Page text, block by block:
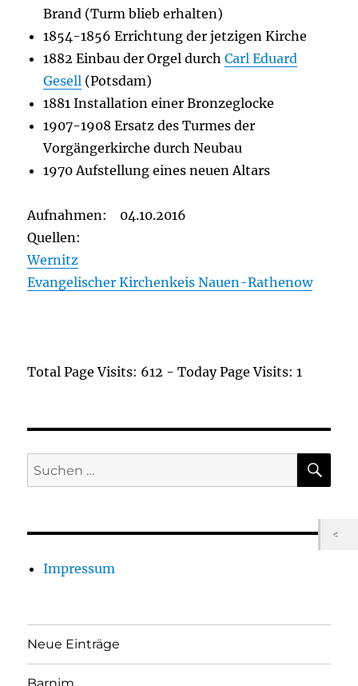
Brand (Turm blieb erhalten)
1854-1856 Errichtung der jetzigen Kirche
1882 Einbau der Orgel durchCarl Eduard
Gesell (Potsdam)
1881 Installation einer Bronzeglocke
1907-1908 Ersatz des Turmes der
Vorgängerkirche durch Neubau
1970 Aufstellung eines neuen Altars
Aufnahmen: 04.10.2016
Quellen:
Wernitz
Evangelischer Kirchenkeis Nauen-Rathenow
Total Page Visits: 612 - Today Page Visits: 1
Suchen
nach:
Impressum
Neue Einträge